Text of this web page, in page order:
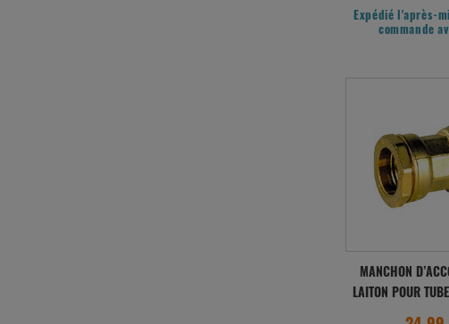
Expédié l'après-
commande
MANCHON
LAITON POUR